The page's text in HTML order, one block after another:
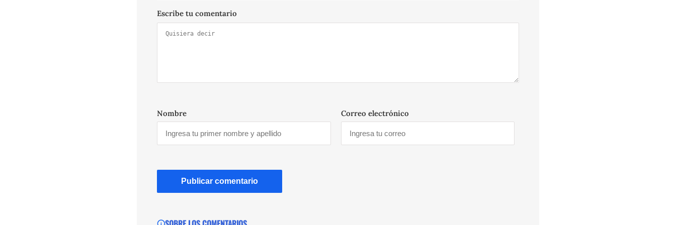
Escribe tu comentario
Nombre Correo electrónico